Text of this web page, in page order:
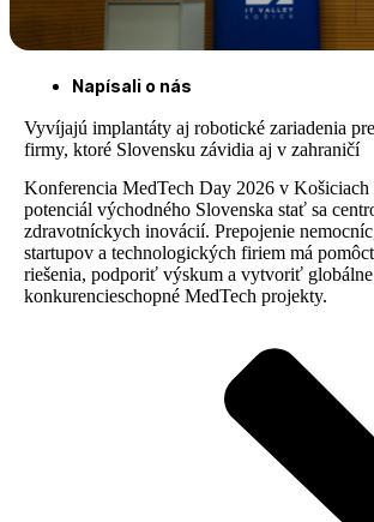
Napísali o nás
Vyvíjajú implantáty aj robotické zariadenia
firmy, ktoré Slovensku závidia aj v zahraničí
Konferencia MedTech Day 2026 v Košiciach
potenciál východného Slovenska stať sa
zdravotníckych inovácií. Prepojenie
startupov a technologických firiem má
riešenia, podporiť výskum a vytvoriť globálne
konkurencieschopné MedTech projekty.